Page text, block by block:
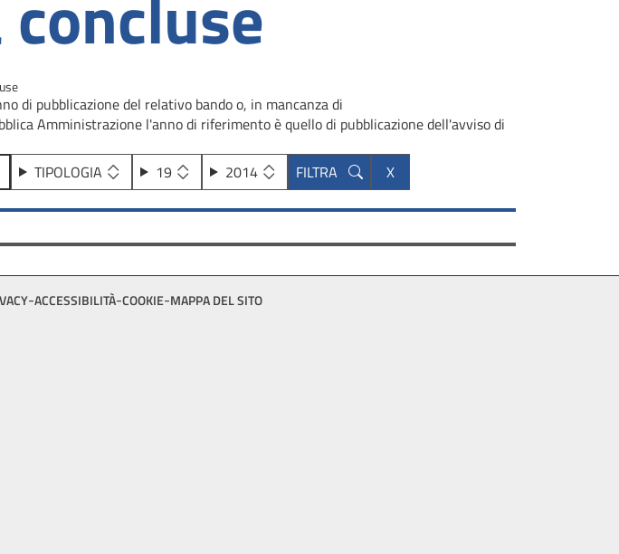
di pubblicazione del relativo bando o, in mancanza di
Amministrazione l'anno di riferimento è quello di pubblicazione dell'avviso di
TIPOLOGIA
19
2014
ACCESSIBILITÀ COOKIE MAPPA DEL SITO